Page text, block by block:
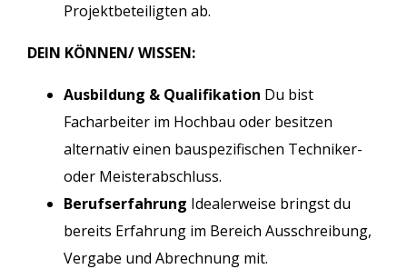
Projektbeteiligten ab.
DEIN KÖNNEN/ WISSEN:
Ausbildung & Qualifikation Du bist
Facharbeiter im Hochbau oder besitzen
alternativ einen bauspezifischen Techniker-
oder Meisterabschluss.
Berufserfahrung Idealerweise bringst du
bereits Erfahrung im Bereich Ausschreibung,
Vergabe und Abrechnung mit.